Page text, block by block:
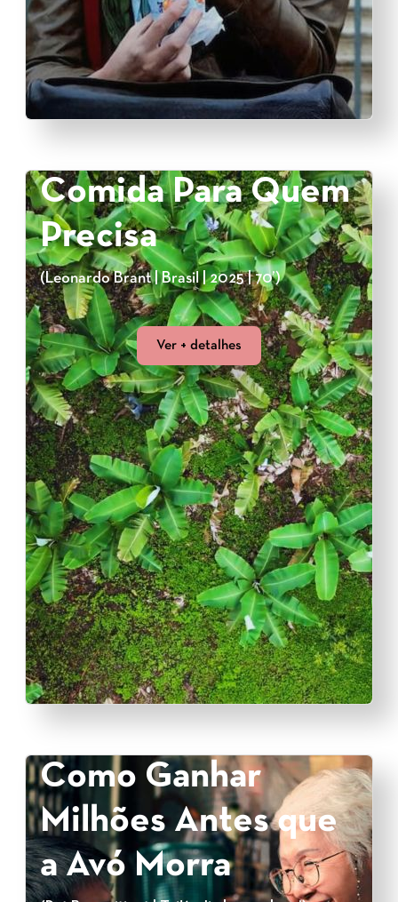
Comida Para Quem
Precisa
(Leonardo Brant | Brasil | 2025 | 70’)
Ver + detalhes
Como Ganhar
Milhões Antes que
a Avó Morra